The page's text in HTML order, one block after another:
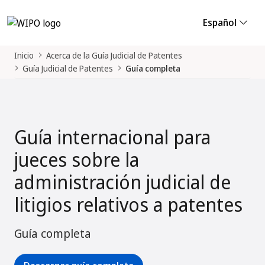
Español
Inicio
Acerca de la Guía Judicial de Patentes
Guía Judicial de Patentes
Guía completa
Guía internacional para
jueces sobre la
administración judicial de
litigios relativos a patentes
Guía completa